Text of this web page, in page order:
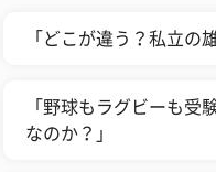
「どこが違う？私立の
「野球もラグビーも
なのか？」